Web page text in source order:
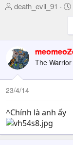
T
a
d
s
t
a
t
e
r
death_evil_91
The
23/4/14
^Chính là anh ấy